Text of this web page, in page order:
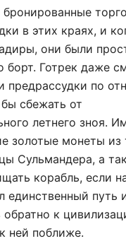
в этих краях, и
они были
борт. Готрек даже
предрассудки по
сбежать от
летнего зноя.
золотые монеты из
Сульмандера, а
корабль, если
единственный путь
к
ней поближе.